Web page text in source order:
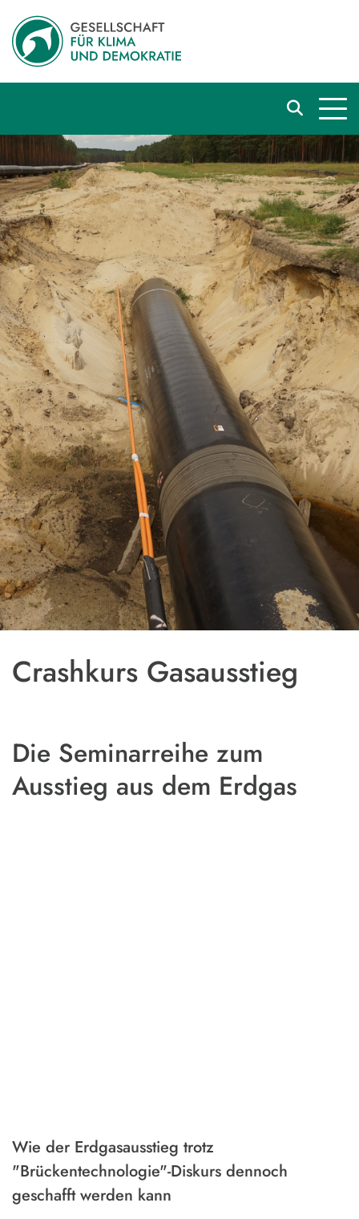
Crashkurs Gasausstieg
Die Seminarreihe zum
Ausstieg aus dem Erdgas
Wie der Erdgasausstieg trotz
"Brückentechnologie"-Diskurs dennoch
geschafft werden kann